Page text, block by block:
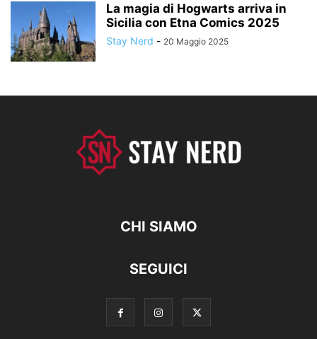
La magia di Hogwarts arriva in
Sicilia con Etna Comics 2025
Stay Nerd - 20 Maggio 2025
CHI SIAMO
SEGUICI